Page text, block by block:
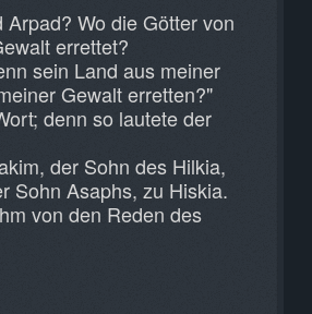
Wo die Götter von
errettet?
sein Land aus meiner
Gewalt erretten?"
denn so lautete der
der Sohn des Hilkia,
Sohn Asaphs, zu Hiskia.
von den Reden des